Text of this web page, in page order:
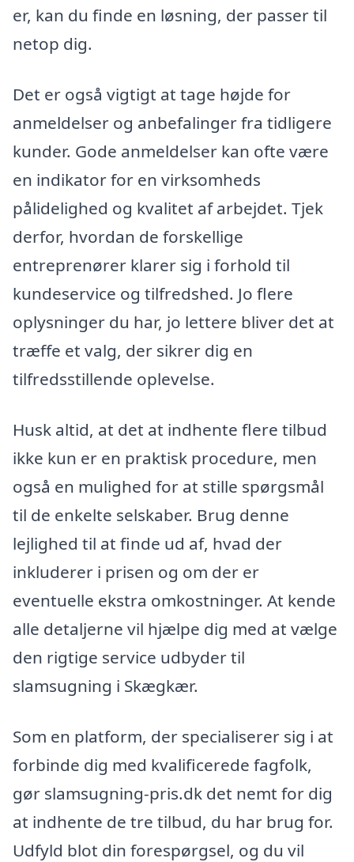
er, kan du finde en løsning, der passer til
netop dig.
Det er også vigtigt at tage højde for
anmeldelser og anbefalinger fra tidligere
kunder. Gode anmeldelser kan ofte være
en indikator for en virksomheds
pålidelighed og kvalitet af arbejdet. Tjek
derfor, hvordan de forskellige
entreprenører klarer sig i forhold til
kundeservice og tilfredshed. Jo flere
oplysninger du har, jo lettere bliver det at
træffe et valg, der sikrer dig en
tilfredsstillende oplevelse.
Husk altid, at det at indhente flere tilbud
ikke kun er en praktisk procedure, men
også en mulighed for at stille spørgsmål
til de enkelte selskaber. Brug denne
lejlighed til at finde ud af, hvad der
inkluderer i prisen og om der er
eventuelle ekstra omkostninger. At kende
alle detaljerne vil hjælpe dig med at vælge
den rigtige service udbyder til
slamsugning i Skægkær.
Som en platform, der specialiserer sig i at
forbinde dig med kvalificerede fagfolk,
gør slamsugning-pris.dk det nemt for dig
at indhente de tre tilbud, du har brug for.
Udfyld blot din forespørgsel, og du vil